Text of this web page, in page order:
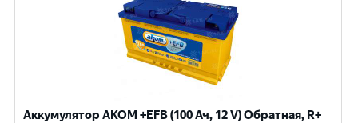
Аккумулятор AKOM +EFB (100 Ач, 12 V) Обратная, R+